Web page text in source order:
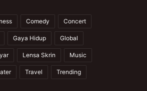
Comedy Concert
Gaya Hidup Global
Lensa Skrin Music
Travel Trending